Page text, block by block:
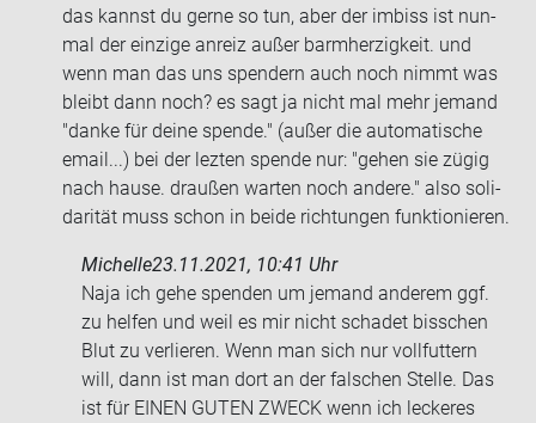
das kannst du gerne so tun, aber der im­biss ist nun­
mal der ein­zi­ge an­reiz außer barm­her­zig­keit. und
wenn man das uns spen­dern auch noch nimmt was
bleibt dann noch? es sagt ja nicht mal mehr je­mand
"danke für deine spen­de." (außer die au­to­ma­ti­sche
email...) bei der lez­ten spen­de nur: "gehen sie zügig
nach hause. drau­ßen war­ten noch an­de­re." also so­li­
da­ri­tät muss schon in beide rich­tun­gen funk­tio­nie­ren.
Michelle23.11.2021, 10:41 Uhr
Naja ich gehe spen­den um je­mand an­de­rem ggf.
zu hel­fen und weil es mir nicht scha­det biss­chen
Blut zu ver­lie­ren. Wenn man sich nur voll­fut­tern
will, dann ist man dort an der fal­schen Stel­le. Das
ist für EINEN GUTEN ZWECK wenn ich le­cke­res